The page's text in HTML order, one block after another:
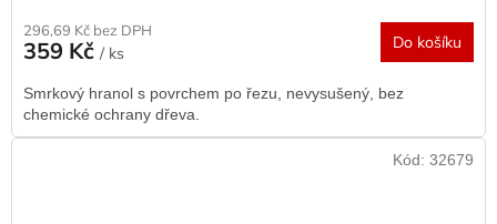
296,69 Kč bez DPH
359 Kč / ks
Do košíku
Smrkový hranol s povrchem po řezu, nevysušený, bez
chemické ochrany dřeva.
Kód: 32679